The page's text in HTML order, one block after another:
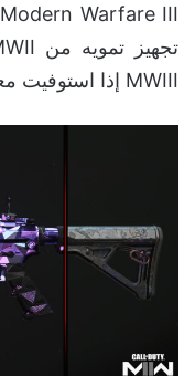
MWIII إذا استوفيت معايير الفتح في MWIII